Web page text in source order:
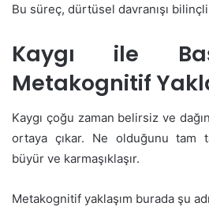
Bu süreç, dürtüsel davranışı
Kaygı ile
Metakognitif
Kaygı çoğu zaman belirsiz ve
ortaya çıkar. Ne olduğunu tam
büyür ve karmaşıklaşır.
Metakognitif yaklaşım burada şu